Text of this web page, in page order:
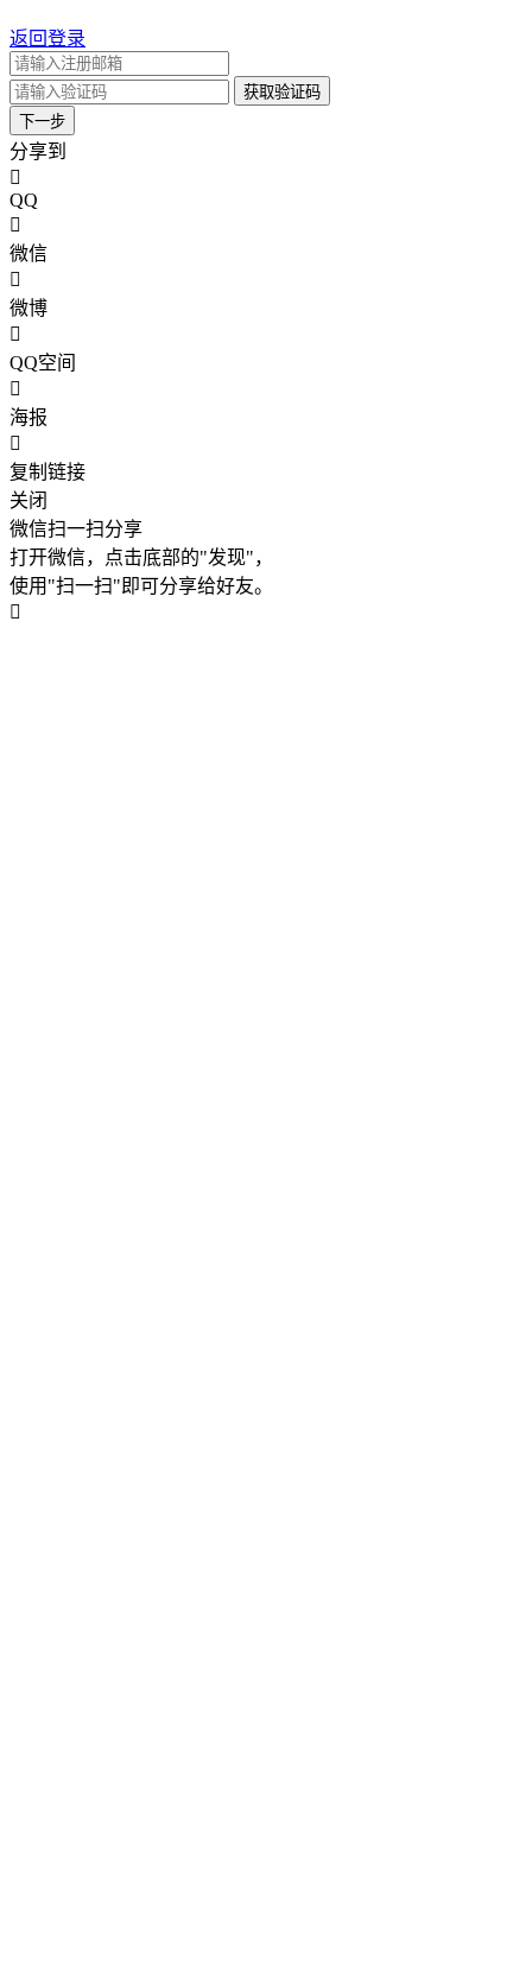
返回登录
获取验证码
下一步
分享到
QQ
微信
微博
QQ空间
海报
复制链接
关闭
微信扫一扫分享
打开微信，点击底部的"发现"，
使用"扫一扫"即可分享给好友。